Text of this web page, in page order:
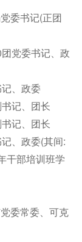
委书记(正团
党委书记、政
、政委
记、团长
记、团长
、政委(其间:
干部培训班学
委常委、可克